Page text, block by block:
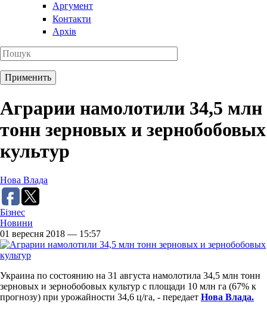
Аргумент
Контакти
Архів
Аграрии намолотили 34,5 млн
тонн зерновых и зернобобовых
культур
Нова Влада
Бізнес
Новини
01 вересня 2018 — 15:57
Украина по состоянию на 31 августа намолотила 34,5 млн тонн
зерновых и зернобобовых культур с площади 10 млн га (67% к
прогнозу) при урожайности 34,6 ц/га, - передает Нова Влада.